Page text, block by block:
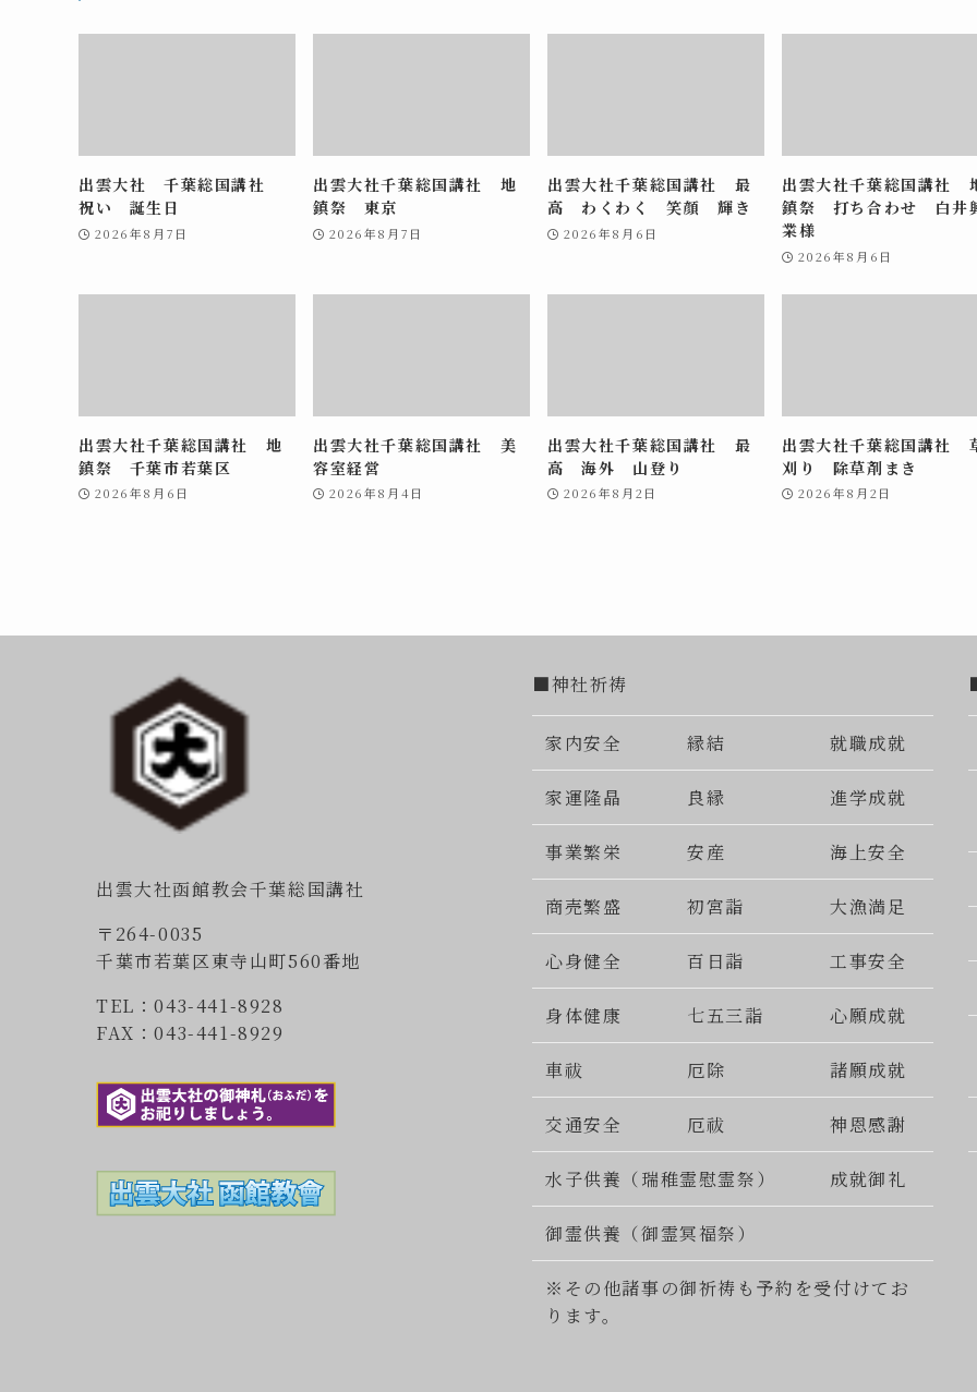
出雲大社 千葉総国講社
祝い 誕生日
2026年8月7日
出雲大社千葉総国講社 地
鎮祭 東京
2026年8月7日
出雲大社千葉総国講社 最
高 わくわく 笑顔 輝き
2026年8月6日
出雲大社千葉総国講社
鎮祭 打ち合わせ 白井
業様
2026年8月6日
出雲大社千葉総国講社 地
鎮祭 千葉市若葉区
2026年8月6日
出雲大社千葉総国講社 美
容室経営
2026年8月4日
出雲大社千葉総国講社 最
高 海外 山登り
2026年8月2日
出雲大社千葉総国講社
刈り 除草剤まき
2026年8月2日
出雲大社函館教会千葉総国講社
〒264-0035
千葉市若葉区東寺山町560番地
TEL：043-441-8928
FAX：043-441-8929
■神社祈祷
家内安全 縁結 就職成就
家運隆晶 良縁 進学成就
事業繁栄 安産 海上安全
商売繁盛 初宮詣 大漁満足
心身健全 百日詣 工事安全
身体健康 七五三詣 心願成就
車祓 厄除 諸願成就
交通安全 厄祓 神恩感謝
水子供養（瑞稚霊慰霊祭） 成就御礼
御霊供養（御霊冥福祭）
※その他諸事の御祈祷も予約を受付けてお
ります。